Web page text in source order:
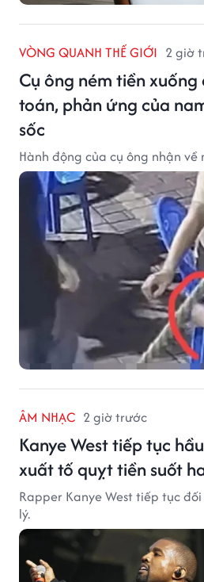
VÒNG QUANH THẾ GIỚI 2 giờ
Cụ ông ném tiền
toán, phản ứng của
sốc
Hành động của cụ ông nhận
ÂM NHẠC 2 giờ trước
Kanye West tiếp tục
xuất tố quỵt tiền suốt
Rapper Kanye West tiếp tục
lý.